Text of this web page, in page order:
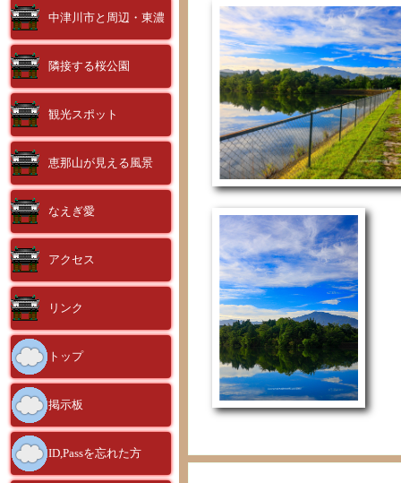
中津川市と周辺・東濃
隣接する桜公園
観光スポット
恵那山が見える風景
なえぎ愛
アクセス
リンク
トップ
掲示板
ID,Passを忘れた方